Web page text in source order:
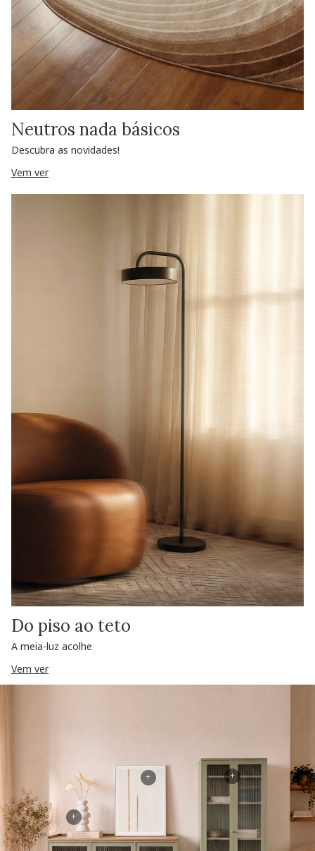
Neutros nada básicos
Descubra as novidades!
Vem ver
Do piso ao teto
A meia-luz acolhe
Vem ver
+
+
+